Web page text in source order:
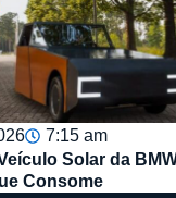
7:15 am
Solar da
Consome